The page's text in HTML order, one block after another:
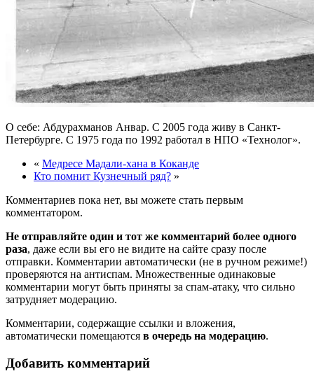
О себе: Абдурахманов Анвар. С 2005 года живу в Санкт-
Петербурге. С 1975 года по 1992 работал в НПО «Технолог».
« Медресе Мадали-хана в Коканде
Кто помнит Кузнечный ряд? »
Комментариев пока нет, вы можете стать первым
комментатором.
Не отправляйте один и тот же комментарий более одного
раза, даже если вы его не видите на сайте сразу после
отправки. Комментарии автоматически (не в ручном режиме!)
проверяются на антиспам. Множественные одинаковые
комментарии могут быть приняты за спам-атаку, что сильно
затрудняет модерацию.
Комментарии, содержащие ссылки и вложения,
автоматически помещаются в очередь на модерацию.
Добавить комментарий